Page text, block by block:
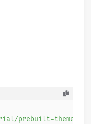
prebuilt-themes/